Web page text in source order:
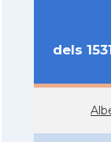
dels